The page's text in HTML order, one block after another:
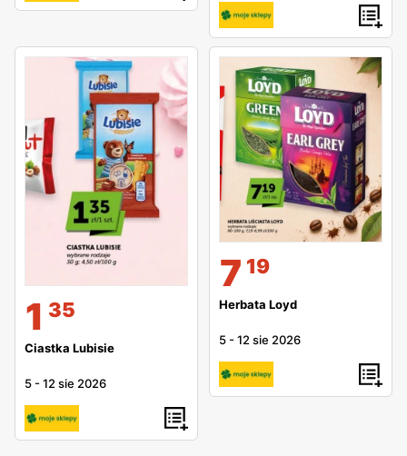
1 35
Ciastka Lubisie
5 -12 sie 2026
7 19
Herbata Loyd
5 -12 sie 2026